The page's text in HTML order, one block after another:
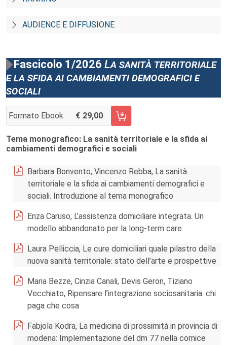
AUDIENCE E DIFFUSIONE
Fascicolo 1/2026 La sanità territoriale
e la sfida ai cambiamenti demografici e
sociali
Formato Ebook 29,00
AGGIUNGI AL CARRELLO FASCICOLO 1/2026
Tema monografico: La sanità territoriale e la sfida ai
cambiamenti demografici e sociali
Barbara Bonvento, Vincenzo Rebba, La sanità
territoriale e la sfida ai cambiamenti demografici e
sociali. Introduzione al tema monografico
Enza Caruso, L’assistenza domiciliare integrata. Un
modello abbandonato per la long-term care
Laura Pelliccia, Le cure domiciliari quale pilastro della
nuova sanità territoriale: stato dell’arte e prospettive
Maria Bezze, Cinzia Canali, Devis Geron, Tiziano
Vecchiato, Ripensare l’integrazione sociosanitaria: chi
paga che cosa
Fabjola Kodra, La medicina di prossimità in provincia di
modena: Implementazione del dm 77 nella cornice